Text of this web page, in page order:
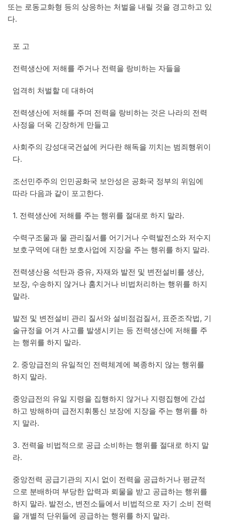
또는 로동교화형 등의 상응하는 처벌을 내릴 것을 경고하고 있
다.
포 고
전력생산에 저해를 주거나 전력을 랑비하는 자들을
엄격히 처벌할 데 대하여
전력생산에 저해를 주며 전력을 랑비하는 것은 나라의 전력
사정을 더욱 긴장하게 만들고
사회주의 강성대국건설에 커다란 해독을 끼치는 범죄행위이
다.
조선민주주의 인민공화국 보안성은 공화국 정부의 위임에
따라 다음과 같이 포고한다.
1. 전력생산에 저해를 주는 행위를 절대로 하지 말라.
수력구조물과 물 관리질서를 어기거나 수력발전소와 저수지
보호구역에 대한 보호사업에 지장을 주는 행위를 하지 말라.
전력생산용 석탄과 증유, 자재와 발전 및 변전설비를 생산,
보장, 수송하지 않거나 훔치거나 비법처리하는 행위를 하지
말라.
발전 및 변전설비 관리 질서와 설비점검질서, 표준조작법, 기
술규정을 어겨 사고를 발생시키는 등 전력생산에 저해를 주
는 행위를 하지 말라.
2. 중앙급전의 유일적인 전력체계에 복종하지 않는 행위를
하지 말라.
중앙급전의 유일 지령을 집행하지 않거나 지령집행에 간섭
하고 방해하며 급전지휘통신 보장에 지장을 주는 행위를 하
지 말라.
3. 전력을 비법적으로 공급 소비하는 행위를 절대로 하지 말
라.
중앙전력 공급기관의 지시 없이 전력을 공급하거나 평균적
으로 분배하며 부당한 압력과 뢰물을 받고 공급하는 행위를
하지 말라. 발전소, 변전소들에서 비법적으로 자기 소비 전력
을 개별적 단위들에 공급하는 행위를 하지 말라.